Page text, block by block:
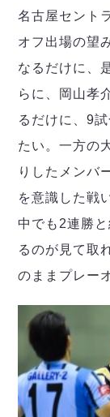
名古屋セント
オフ出場の望
なるだけに、
らに、岡山孝
るだけに、9
たい。一方の
りしたメンバ
を意識した戦
中でも2連勝
るのが見て取
のままプレー